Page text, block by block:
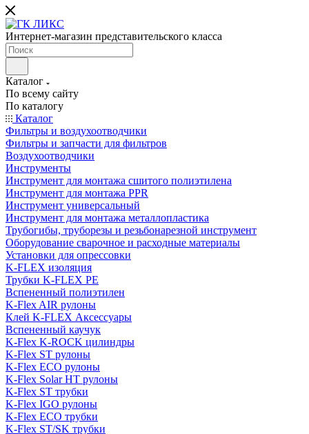
Интернет-магазин представительского класса
Каталог
По всему сайту
По каталогу
Каталог
Фильтры и воздухоотводчики
Фильтры и запчасти для фильтров
Воздухоотводчики
Инструменты
Инструмент для монтажа сшитого полиэтилена
Инструмент для монтажа PPR
Инструмент универсальный
Инструмент для монтажа металлопластика
Трубогибы, труборезы и резьбонарезной инструмент
Оборудование сварочное и расходные материалы
Установки для опрессовки
K-FLEX изоляция
Трубки K-FLEX PE
Вспененный полиэтилен
K-Flex AIR рулоны
Клей K-FLEX Аксессуары
Вспененный каучук
K-Flex K-ROCK цилиндры
K-Flex ST рулоны
K-Flex ECO рулоны
K-Flex Solar HT рулоны
K-Flex ST трубки
K-Flex IGO рулоны
K-Flex ECO трубки
K-Flex ST/SK трубки